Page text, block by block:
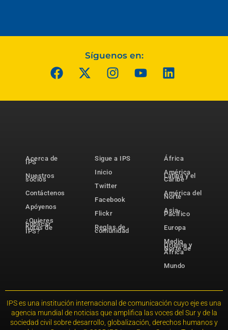
Síguenos en:
Acerca de
IPS
Nuestros
socios
Contáctenos
Apóyenos
¿Quieres
publicar
notas de
IPS?
Sigue a IPS
Inicio
Twitter
Facebook
Flickr
Reglas de
comunidad
África
América
Latina y el
Caribe
América del
Norte
Asia-
Pacífico
Europa
Medio
Oriente y
Norte de
África
Mundo
IPS es una institución internacional de comunicación cuyo eje es una
agencia mundial de noticias que amplifica las voces del Sur y de la
sociedad civil sobre desarrollo, globalización, derechos humanos y